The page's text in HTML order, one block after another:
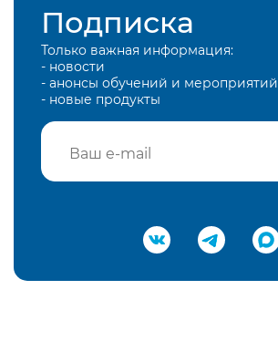
Подписка
Только важная информация:
- новости
- анонсы обучений и мероприятий
- новые продукты
Подтвердить e-mail